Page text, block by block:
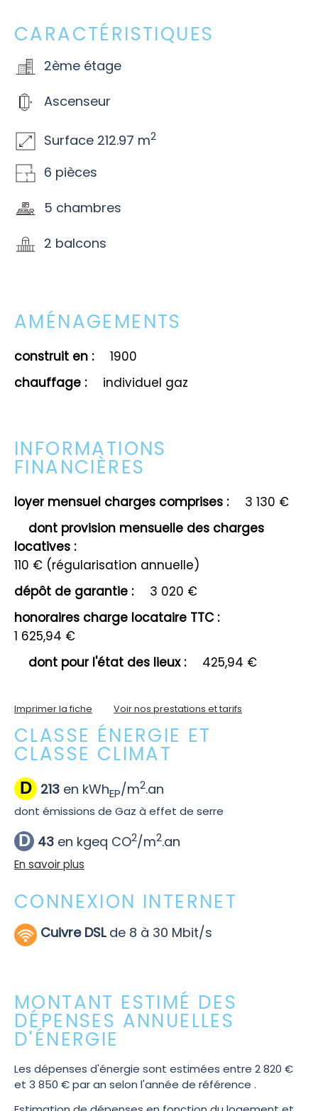
CARACTÉRISTIQUES
2ème étage
Ascenseur
Surface 212.97 m2
6 pièces
5 chambres
2 balcons
AMÉNAGEMENTS
construit en :
1900
chauffage :
individuel gaz
INFORMATIONS
FINANCIÈRES
loyer mensuel charges comprises :
3 130 €
dont provision mensuelle des charges
locatives :
110 € (régularisation annuelle)
dépôt de garantie :
3 020 €
honoraires charge locataire TTC :
1 625,94 €
dont pour l'état des lieux :
425,94 €
Imprimer la fiche Voir nos prestations et tarifs
CLASSE ÉNERGIE ET
CLASSE CLIMAT
D 213 en kWhEP/m2.an
dont émissions de Gaz à effet de serre
D 43 en kgeq CO2/m2.an
En savoir plus
CONNEXION INTERNET
Cuivre DSLde 8 à 30 Mbit/s
MONTANT ESTIMÉ DES
DÉPENSES ANNUELLES
D'ÉNERGIE
Les dépenses d'énergie sont estimées entre 2 820 €
et 3 850 € par an selon l'année de référence .